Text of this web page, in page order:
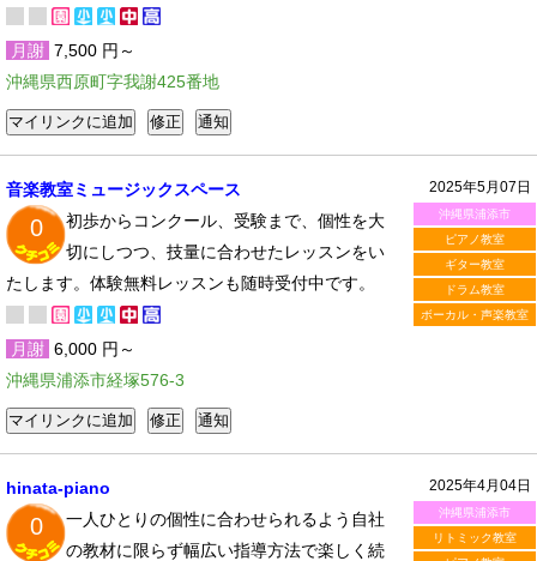
月謝 7,500 円～
沖縄県西原町字我謝425番地
2025年5月07日
沖縄県浦添市
ピアノ教室
ギター教室
ドラム教室
ボーカル・声楽教室
音楽教室ミュージックスペース
0
初歩からコンクール、受験まで、個性を大
切にしつつ、技量に合わせたレッスンをい
たします。体験無料レッスンも随時受付中です。
月謝 6,000 円～
沖縄県浦添市経塚576-3
2025年4月04日
沖縄県浦添市
リトミック教室
hinata-piano
0
一人ひとりの個性に合わせられるよう自社
の教材に限らず幅広い指導方法で楽しく続